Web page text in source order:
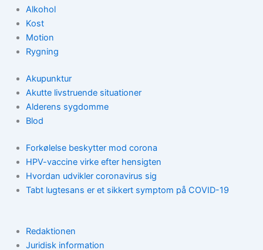
Alkohol
Kost
Motion
Rygning
Akupunktur
Akutte livstruende situationer
Alderens sygdomme
Blod
Forkølelse beskytter mod corona
HPV-vaccine virke efter hensigten
Hvordan udvikler coronavirus sig
Tabt lugtesans er et sikkert symptom på COVID-19
Redaktionen
Juridisk information